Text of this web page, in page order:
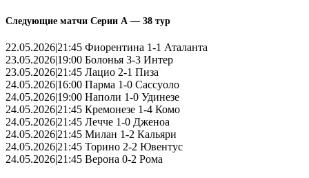
Следующие матчи Серии А — 38 тур
22.05.2026|21:45 Фиорентина 1-1 Аталанта
23.05.2026|19:00 Болонья 3-3 Интер
23.05.2026|21:45 Лацио 2-1 Пиза
24.05.2026|16:00 Парма 1-0 Сассуоло
24.05.2026|19:00 Наполи 1-0 Удинезе
24.05.2026|21:45 Кремонезе 1-4 Комо
24.05.2026|21:45 Лечче 1-0 Дженоа
24.05.2026|21:45 Милан 1-2 Кальяри
24.05.2026|21:45 Торино 2-2 Ювентус
24.05.2026|21:45 Верона 0-2 Рома